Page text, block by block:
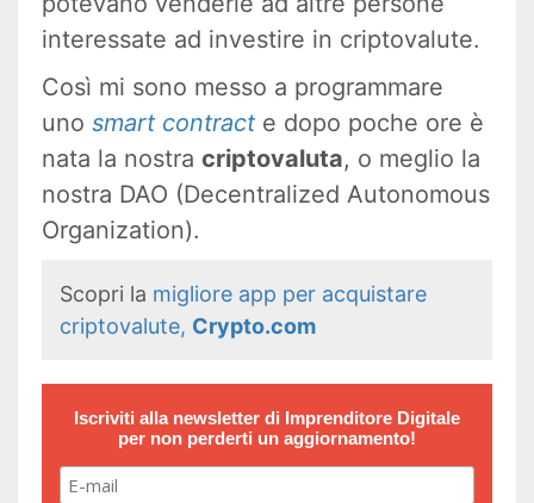
interessate ad investire in criptovalute.
Così mi sono messo a programmare
uno smart contract e dopo poche ore è
nata la nostra criptovaluta, o meglio la
nostra DAO (Decentralized Autonomous
Organization).
Scopri la migliore app per acquistare
criptovalute, Crypto.com
Iscriviti alla newsletter di Imprenditore Digitale
per non perderti un aggiornamento!